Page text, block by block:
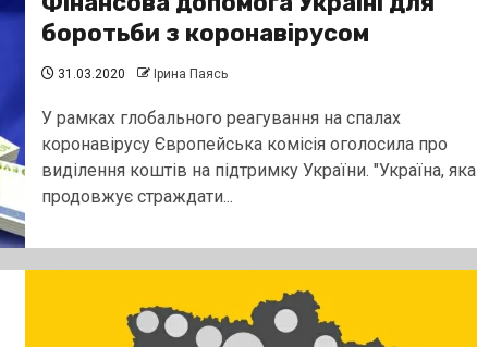
боротьби з коронавірусом
31.03.2020 Ірина Паясь
У рамках глобального реагування на спалах
коронавірусу Європейська комісія оголосила про
виділення коштів на підтримку України. "Україна, яка
продовжує страждати...